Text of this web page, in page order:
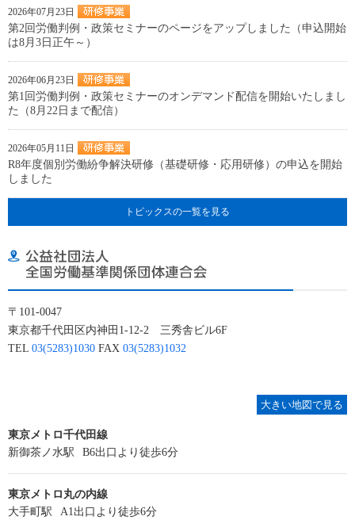
2026年07月23日
第2回労働判例・政策セミナーのページをアップしました（申込開始
は8月3日正午～）
2026年06月23日
第1回労働判例・政策セミナーのオンデマンド配信を開始いたしまし
た（8月22日まで配信）
2026年05月11日
R8年度個別労働紛争解決研修（基礎研修・応用研修）の申込を開始
しました
トピックスの一覧を見る
〒101-0047
東京都千代田区内神田1-12-2 三秀舎ビル6F
TEL 03(5283)1030 FAX 03(5283)1032
大きい地図で見る
東京メトロ千代田線
新御茶ノ水駅
B6出口より徒歩6分
東京メトロ丸の内線
大手町駅
A1出口より徒歩6分